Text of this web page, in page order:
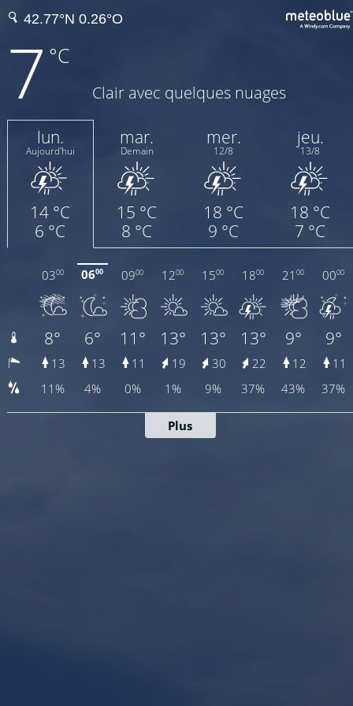
7 °C
Clair avec quelques nuages
lun.
Aujourd'hui
14 °C
6 °C
mar.
Demain
15 °C
8 °C
mer.
12/8
18 °C
9 °C
jeu.
13/8
18 °C
7 °C
0300 0600 0900 1200 1500 1800 2100 0000
8° 6° 11° 13° 13° 13° 9° 9°
13 13 11 19 30 22 12
11
11%
4% 0% 1% 9% 37% 43% 37%
Plus